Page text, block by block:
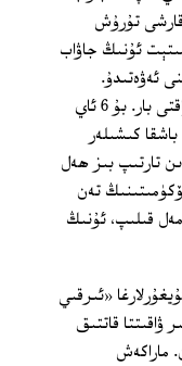
تۇرۇش
ئۇنىڭ جاۋاب
ئەۋەتىدۇ.
ئۇلارنىڭ بۇنىڭغا جاۋاب بېرىشى ئۈچۈن 6 ئاي ۋاقتى بار. بۇ 6 ئاي
كىشىلەر
تارتىپ بىز ھەل
تەن
قىلىپ، ئۇنىڭ
«ئىرقىي
ۋاقىتتا قاتتىق
ماراكەش